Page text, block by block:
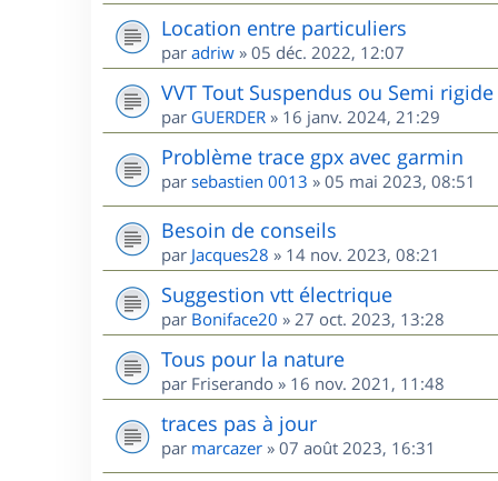
Location entre particuliers
par adriw » 05 déc. 2022, 12:07
VVT Tout Suspendus ou Semi
par GUERDER » 16 janv. 2024, 21:29
Problème trace gpx avec garmin
par sebastien 0013 » 05 mai 2023, 08:51
Besoin de conseils
par Jacques28 » 14 nov. 2023, 08:21
Suggestion vtt électrique
par Boniface20 » 27 oct. 2023, 13:28
Tous pour la nature
par Friserando » 16 nov. 2021, 11:48
traces pas à jour
par marcazer » 07 août 2023, 16:31